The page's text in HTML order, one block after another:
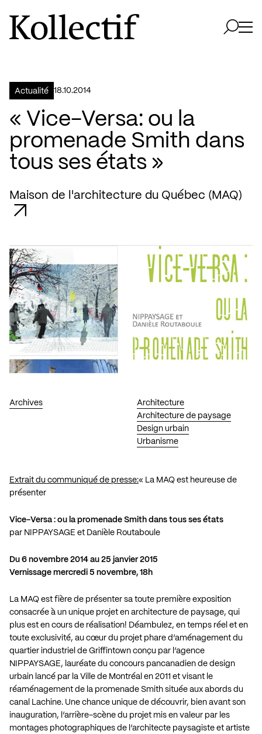
Aller à la page d'accueil
Logo Kollectif
Actualité 18.10.2014
« Vice-Versa: ou la
promenade Smith dans
tous ses états »
Maison de l'architecture du Québec (MAQ)
Archives
Architecture
Architecture de paysage
Design urbain
Urbanisme
Extrait du communiqué de presse:« La MAQ est heureuse de
présenter
Vice-Versa : ou la promenade Smith dans tous ses états
par NIPPAYSAGE et Danièle Routaboule
Du 6 novembre 2014 au 25 janvier 2015
Vernissage mercredi 5 novembre, 18h
La MAQ est fière de présenter sa toute première exposition
consacrée à un unique projet en architecture de paysage, qui
plus est en cours de réalisation! Déambulez, en temps réel et en
toute exclusivité, au cœur du projet phare d’aménagement du
quartier industriel de Griffintown conçu par l’agence
NIPPAYSAGE, lauréate du concours pancanadien de design
urbain lancé par la Ville de Montréal en 2011 et visant le
réaménagement de la promenade Smith située aux abords du
canal Lachine. Une chance unique de découvrir, bien avant son
inauguration, l’arrière-scène du projet mis en valeur par les
montages photographiques de l’architecte paysagiste et artiste